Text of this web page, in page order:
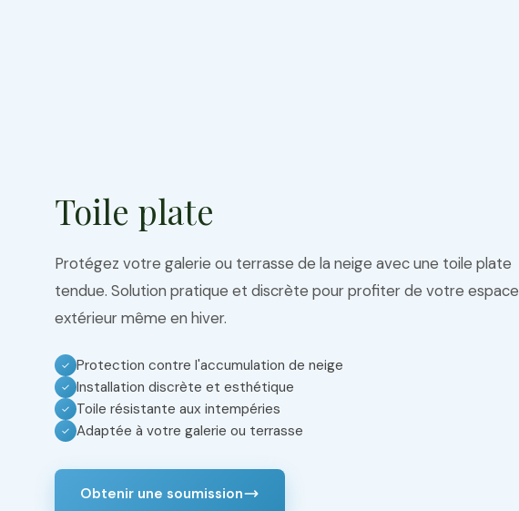
Toile plate
Protégez votre galerie ou terrasse de la neige avec une toile plate
tendue. Solution pratique et discrète pour profiter de votre espace
extérieur même en hiver.
✓ Protection contre l'accumulation de neige
✓ Installation discrète et esthétique
✓ Toile résistante aux intempéries
✓ Adaptée à votre galerie ou terrasse
Obtenir une soumission